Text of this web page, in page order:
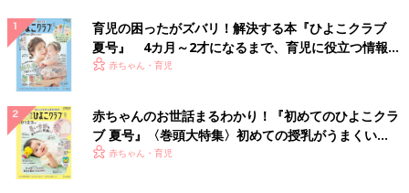
育児の困ったがズバリ！解決する本『ひよこクラブ
夏号』 4カ月～2才になるまで、育児に役立つ情報が
いっぱい！
赤ちゃん・育児
赤ちゃんのお世話まるわかり！『初めてのひよこクラ
ブ 夏号』〈巻頭大特集〉初めての授乳がうまくい
く！ おっぱい・ミルクの基本と夏のトラブル 解決テ
赤ちゃん・育児